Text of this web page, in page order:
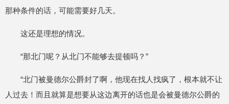
那种条件的话，可能需要好几天。
这还是理想的情况。
“那北门呢？从北门不能够去提顿吗？”
“北门被曼德尔公爵封了啊，他现在找人找疯了，根本就不让
人过去！而且就算是想要从这边离开的话也是会被曼德尔公爵的